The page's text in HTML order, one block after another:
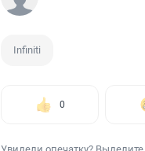
Infiniti
0